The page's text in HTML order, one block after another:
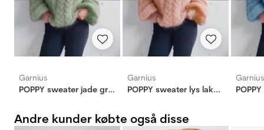
Garnius
POPPY sweater jade grøn
Garnius
POPPY sweater lys lakserosa
Garnius
Andre kunder købte også disse